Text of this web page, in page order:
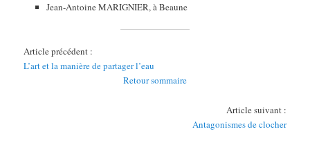
Jean-Antoine MARIGNIER, à Beaune
Article précédent :
L’art et la manière de partager l’eau
Retour sommaire
Article suivant :
Antagonismes de clocher